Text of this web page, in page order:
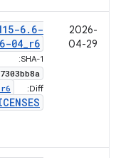
2026-
04-29
6. 6-
04_r6
SHA-1:
Diff:
r6